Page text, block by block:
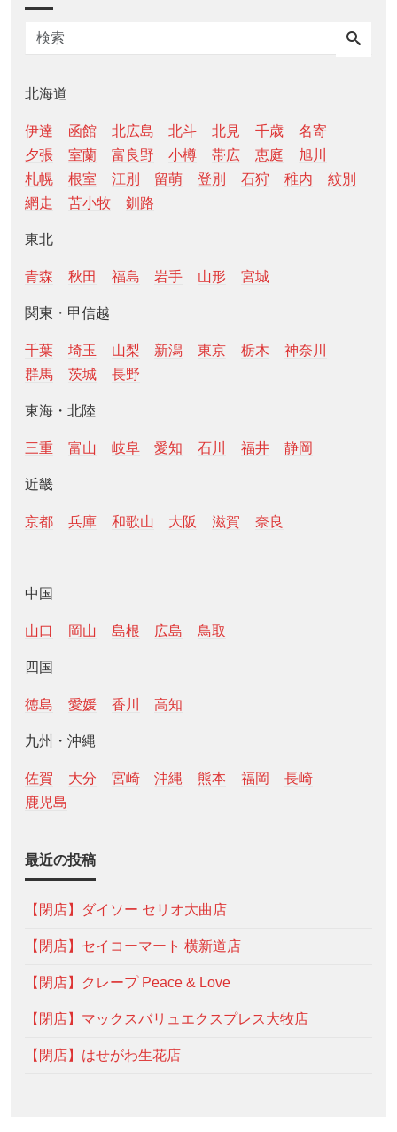
北海道
伊達 函館 北広島 北斗 北見 千歳
名寄
夕張
室蘭 富良野 小樽 帯広 恵庭
旭川
札幌
根室 江別 留萌 登別 石狩 稚内
紋別
網走
苫小牧 釧路
東北
青森 秋田 福島 岩手 山形 宮城
関東・甲信越
千葉 埼玉 山梨 新潟 東京 栃木
神奈川
群馬
茨城 長野
東海・北陸
三重 富山 岐阜 愛知 石川 福井 静岡
近畿
京都 兵庫 和歌山 大阪 滋賀 奈良
中国
山口 岡山 島根 広島 鳥取
四国
徳島 愛媛 香川 高知
九州・沖縄
佐賀 大分 宮崎 沖縄 熊本 福岡
長崎
鹿児島
最近の投稿
【閉店】ダイソー セリオ大曲店
【閉店】セイコーマート 横新道店
【閉店】クレープ Peace & Love
【閉店】マックスバリュエクスプレス大牧店
【閉店】はせがわ生花店